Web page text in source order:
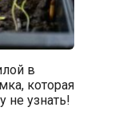
в
которая
не узнать!